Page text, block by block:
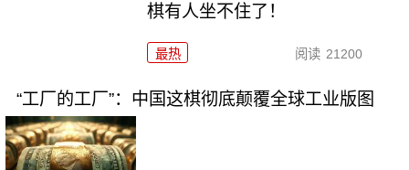
棋有人坐不住了！
最热 阅读 21200
“工厂的工厂”：中国这棋彻底颠覆全球工业版图